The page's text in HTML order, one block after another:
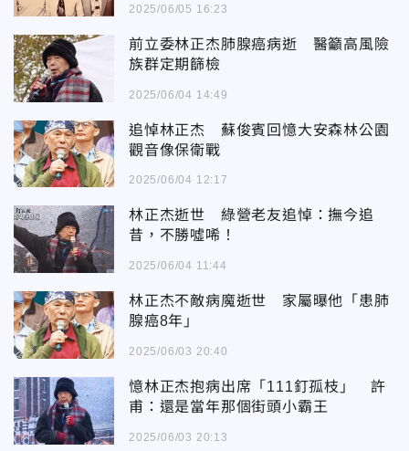
2025/06/05 16:23
前立委林正杰肺腺癌病逝 醫籲高風險
族群定期篩檢
2025/06/04 14:49
追悼林正杰 蘇俊賓回憶大安森林公園
觀音像保衛戰
2025/06/04 12:17
林正杰逝世 綠營老友追悼：撫今追
昔，不勝噓唏！
2025/06/04 11:44
林正杰不敵病魔逝世 家屬曝他「患肺
腺癌8年」
2025/06/03 20:40
憶林正杰抱病出席「111釘孤枝」 許
甫：還是當年那個街頭小霸王
2025/06/03 20:13